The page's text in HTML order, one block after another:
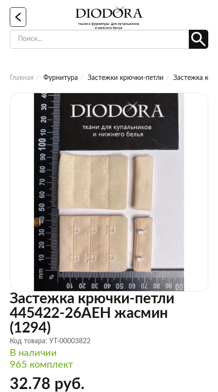
Главная Фурнитура Застежки крючки-петли Застежка
Застежка крючки-петли
445422-26AEH жасмин
(1294)
Код товара: УТ-00003822
В наличии
965 комплект
32.78 руб.